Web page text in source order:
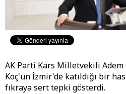
AK Parti Kars Milletvekili Adem
Koç'un İzmir'de katıldığı bir
fıkraya sert tepki gösterdi.